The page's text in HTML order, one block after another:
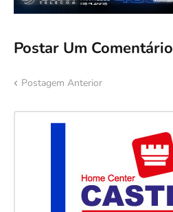
Postar Um Comentário
Postagem Anterior